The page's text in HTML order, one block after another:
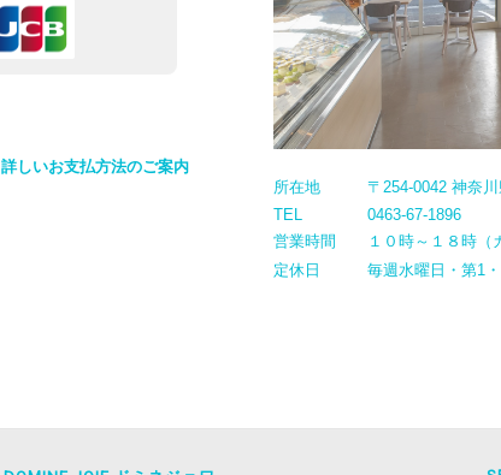
詳しいお支払方法のご案内
所在地
〒254-0042 神奈
TEL
0463-67-1896
営業時間
１０時～１８時（
定休日
毎週水曜日・第1